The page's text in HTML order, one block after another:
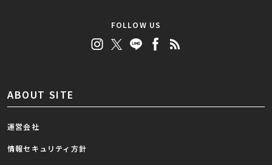
FOLLOW US
ABOUT SITE
運営会社
情報セキュリティ方針